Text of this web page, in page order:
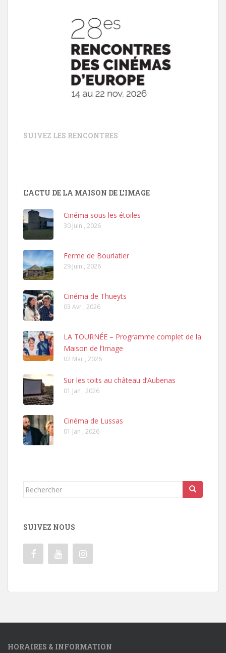
SUIVEZ LES RENCONTRES
L'ACTU DE LA MAISON DE L'IMAGE
Cinéma sous les étoiles
30 Juin , 2026
Ferme de Bourlatier
29 Juin , 2026
Cinéma de Thueyts
03 Avr , 2026
LA TOURNÉE – Programme complet de la
Maison de l’Image
02 Mar , 2026
Sur les toits au château d’Aubenas
01 Jan , 2026
Cinéma de Lussas
01 Jan , 2026
Rechercher...
SUIVEZ NOUS
HORAIRES & INFORMATION